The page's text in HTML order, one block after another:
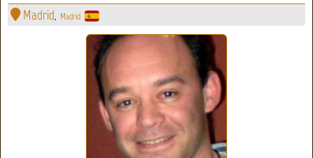
Madrid, Madrid